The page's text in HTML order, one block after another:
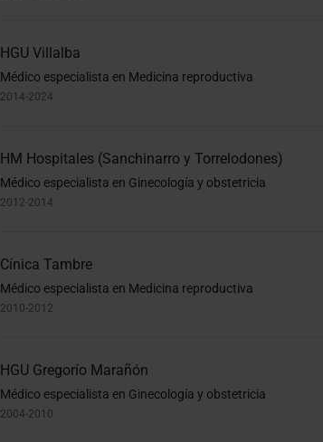
HGU Villalba
Médico especialista en Medicina reproductiva
2014-2024
HM Hospitales (Sanchinarro y Torrelodones)
Médico especialista en Ginecología y obstetricia
2012-2014
Cínica Tambre
Médico especialista en Medicina reproductiva
2010-2012
HGU Gregorío Marañón
Médico especialista en Ginecología y obstetricia
2004-2010